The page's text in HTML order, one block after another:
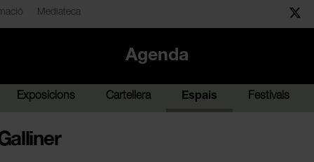
Mediateca
Agenda
Exposicions Cartellera Espais Festivals